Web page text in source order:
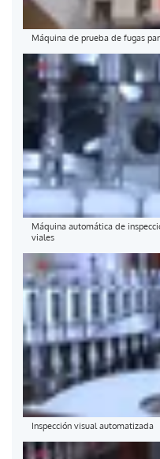
Máquina de prueba de fugas
Máquina automática de
viales
Inspección visual automatizada